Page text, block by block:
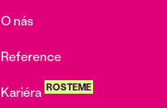
O nás
Reference
Kariéra ROSTEME